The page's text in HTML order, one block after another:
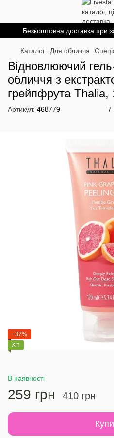
Безкоштовна доставка при
Каталог Для обличчя
Відновлюючий
обличчя з
грейпфрута Thalia,
Артикул: 468779 7
−37%
Хіт
В наявності
259 грн 410 грн